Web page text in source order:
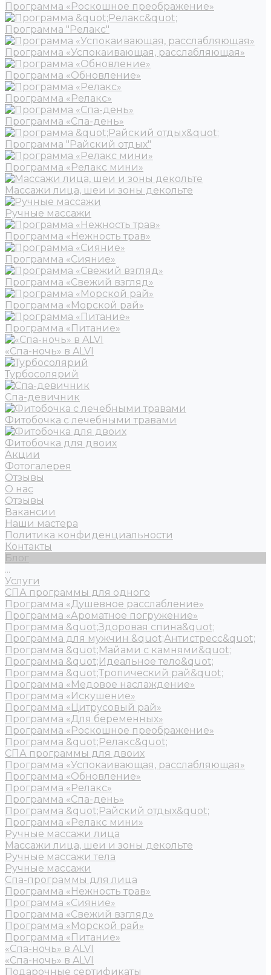
Программа «Роскошное преображение»
Программа "Релакс"
Программа «Успокаивающая, расслабляющая»
Программа «Обновление»
Программа «Релакс»
Программа «Спа-день»
Программа "Райский отдых"
Программа «Релакс мини»
Массажи лица, шеи и зоны декольте
Ручные массажи
Программа «Нежность трав»
Программа «Сияние»
Программа «Свежий взгляд»
Программа «Морской рай»
Программа «Питание»
«Спа-ночь» в ALVI
Турбосолярий
Спа-девичник
Фитобочка с лечебными травами
Фитобочка для двоих
Акции
Фотогалерея
Отзывы
О нас
Отзывы
Вакансии
Наши мастера
Политика конфиденциальности
Контакты
Блог
...
Услуги
СПА программы для одного
Программа «Душевное расслабление»
Программа «Ароматное погружение»
Программа &quot;Здоровая спина&quot;
Программа для мужчин &quot;Антистресс&quot;
Программа &quot;Майами с камнями&quot;
Программа &quot;Идеальное тело&quot;
Программа &quot;Тропический рай&quot;
Программа «Медовое наслаждение»
Программа «Искушение»
Программа «Цитрусовый рай»
Программа «Для беременных»
Программа «Роскошное преображение»
Программа &quot;Релакс&quot;
СПА программы для двоих
Программа «Успокаивающая, расслабляющая»
Программа «Обновление»
Программа «Релакс»
Программа «Спа-день»
Программа &quot;Райский отдых&quot;
Программа «Релакс мини»
Ручные массажи лица
Массажи лица, шеи и зоны декольте
Ручные массажи тела
Ручные массажи
Спа-программы для лица
Программа «Нежность трав»
Программа «Сияние»
Программа «Свежий взгляд»
Программа «Морской рай»
Программа «Питание»
«Спа-ночь» в ALVI
«Спа-ночь» в ALVI
Подарочные сертификаты